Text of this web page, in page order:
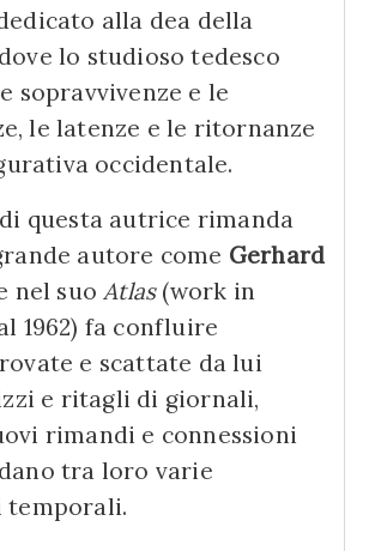
alla dea della
lo studioso tedesco
sopravvivenze e le
le latenze e le ritornanze
occidentale.
di questa autrice rimanda
autore come Gerhard
nel suoAtlas(work in
1962) fa confluire
e scattate da lui
e ritagli di giornali,
rimandi e connessioni
tra loro varie
temporali.